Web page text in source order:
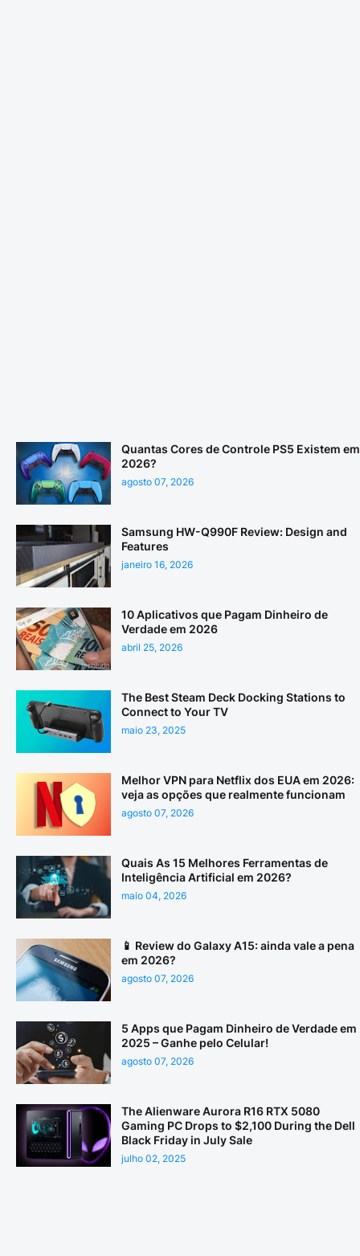
Quantas Cores de Controle PS5 Existem em
2026?
agosto 07, 2026
Samsung HW-Q990F Review: Design and
Features
janeiro 16, 2026
10 Aplicativos que Pagam Dinheiro de
Verdade em 2026
abril 25, 2026
The Best Steam Deck Docking Stations to
Connect to Your TV
maio 23, 2025
Melhor VPN para Netflix dos EUA em 2026:
veja as opções que realmente funcionam
agosto 07, 2026
Quais As 15 Melhores Ferramentas de
Inteligência Artificial em 2026?
maio 04, 2026
📱 Review do Galaxy A15: ainda vale a pena
em 2026?
agosto 07, 2026
5 Apps que Pagam Dinheiro de Verdade em
2025 – Ganhe pelo Celular!
agosto 07, 2026
The Alienware Aurora R16 RTX 5080
Gaming PC Drops to $2,100 During the Dell
Black Friday in July Sale
julho 02, 2025